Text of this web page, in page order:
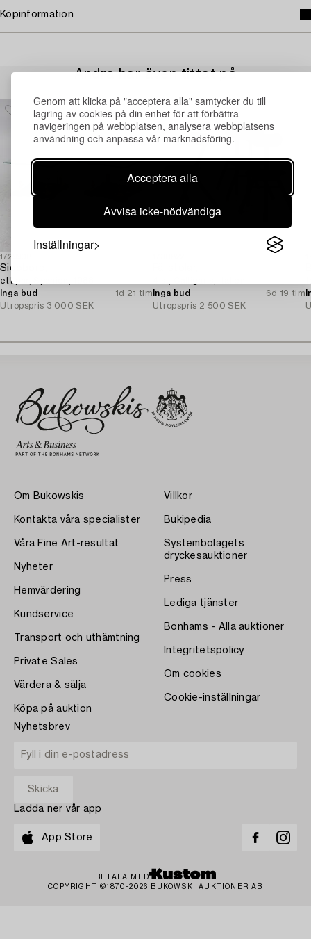
Genom att klicka på "acceptera alla" samtycker du till
lagring av cookies på din enhet för att förbättra
navigeringen på webbplatsen, analysera webbplatsens
användning och anpassa vår marknadsföring.
Acceptera alla
Avvisa icke-nödvändiga
Inställningar
Köpinformation
Andra har även tittat på
1729908
Sidobord,
ett par, Spanien, 1988.
Inga bud
1d 21 tim
Utropspris 3 000 SEK
Inga bud
6d 19 tim
Utropspris 2 500 SEK
Om Bukowskis
Kontakta våra specialister
Våra Fine Art-resultat
Nyheter
Hemvärdering
Kundservice
Transport och uthämtning
Private Sales
Värdera & sälja
Köpa på auktion
Villkor
Bukipedia
Systembolagets
dryckesauktioner
Press
Lediga tjänster
Bonhams - Alla auktioner
Integritetspolicy
Om cookies
Cookie-inställningar
Nyhetsbrev
Ladda ner vår app
App Store
BETALA MED
COPYRIGHT ©1870-2026 BUKOWSKI AUKTIONER AB